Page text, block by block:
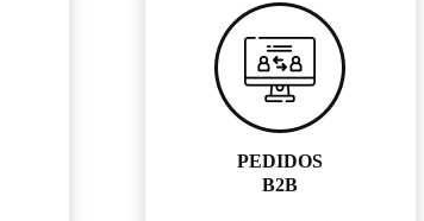
PEDIDOS
B2B